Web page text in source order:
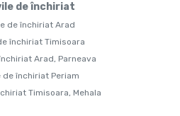
de închiriat
de închiriat Arad
închiriat Timisoara
Arad, Parneava
de închiriat Periam
Timisoara, Mehala